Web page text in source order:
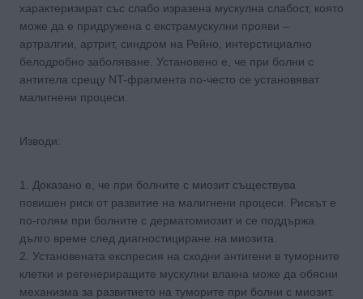
характеризират със слабо изразена мускулна слабост, която
може да е придружена с екстрамускулни прояви –
артралгии, артрит, синдром на Рейно, интерстициално
белодробно заболяване. Установено е, че при болни с
антитела срещу NT-фрагмента по-често се установяват
малигнени процеси.
Изводи:
1. Доказано е, че при болните с миозит съществува
повишен риск от развитие на малигнени процеси. Рискът е
по-голям при болните с дерматомиозит и се поддържа
дълго време след диагностициране на миозита.
2. Установената експресия на сходни антигени в туморните
клетки и регенериращите мускулни влакна може да обясни
механизма за развитието на туморите при болни с миозит.